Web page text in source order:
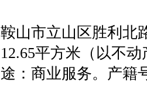
鞍山市立山区胜利北
12.65平方米（以不
途：商业服务。产籍